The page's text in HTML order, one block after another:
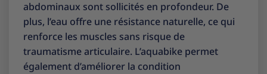
abdominaux sont sollicités en profondeur. De
plus, l’eau offre une résistance naturelle, ce qui
renforce les muscles sans risque de
traumatisme articulaire. L’aquabike permet
également d’améliorer la condition